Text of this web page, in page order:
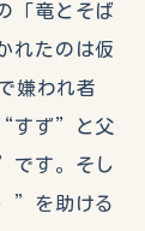
「竜とそば
れたのは仮
嫌われ者
すず”と父
です。そし
”を助ける